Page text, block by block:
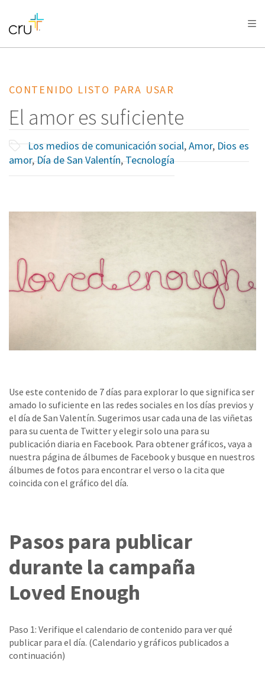
AFRICA
AMERICA / CARIBBEAN
OCEANIA
CONTENIDO LISTO PARA USAR
El amor es suficiente
Los medios de comunicación social,Amor, Dios es
amor,Día de San Valentín,Tecnología
Use este contenido de 7 días para explorar lo que significa ser
amado lo suficiente en las redes sociales en los días previos y
el día de San Valentín. Sugerimos usar cada una de las viñetas
para su cuenta de Twitter y elegir solo una para su
publicación diaria en Facebook. Para obtener gráficos, vaya a
nuestra página de álbumes de Facebook y busque en nuestros
álbumes de fotos para encontrar el verso o la cita que
coincida con el gráfico del día.
Pasos para publicar
durante la campaña
Loved Enough
Paso 1: Verifique el calendario de contenido para ver qué
publicar para el día. (Calendario y gráficos publicados a
continuación)